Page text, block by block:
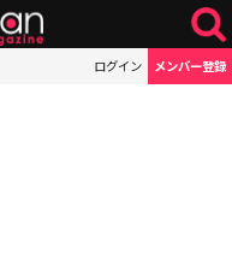
ログイン メンバー登録